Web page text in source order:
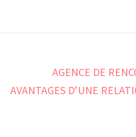
AGENCE DE
AVANTAGES D’UNE